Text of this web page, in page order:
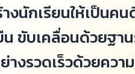
งนักเรียนให้เป็นค
น ขับเคลื่อนด้วยฐ
งรวดเร็วด้วยควา